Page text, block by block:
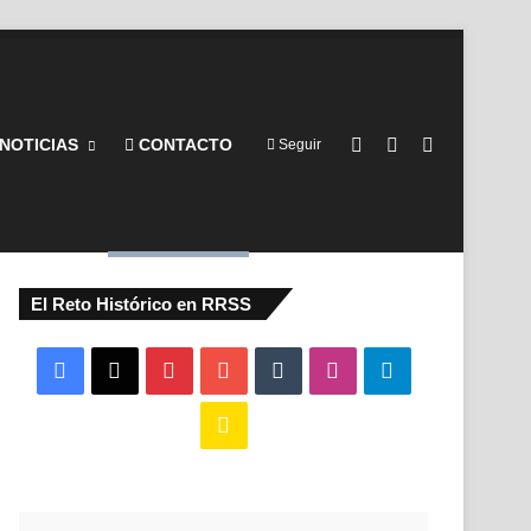
CONTACTO Seguir Barra lateral
Switch skin
El Reto Histórico en RRSS
Facebook PinterestYouTubeTumblr Instagram